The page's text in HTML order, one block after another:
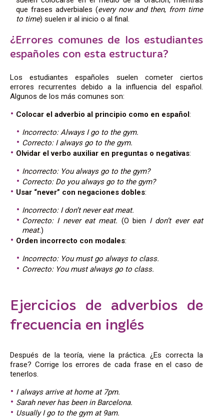
que frases adverbiales (every now and then, from time
to time) suelen ir al inicio o al final.
¿Errores comunes de los estudiantes
españoles con esta estructura?
Los estudiantes españoles suelen cometer ciertos
errores recurrentes debido a la influencia del español.
Algunos de los más comunes son:
Colocar el adverbio al principio como en español:
Incorrecto: Always I go to the gym.
Correcto: I always go to the gym.
Olvidar el verbo auxiliar en preguntas o negativas:
Incorrecto: You always go to the gym?
Correcto: Do you always go to the gym?
Usar “never” con negaciones dobles:
Incorrecto: I don’t never eat meat.
Correcto: I never eat meat. (O bien I don’t ever eat
meat.)
Orden incorrecto con modales:
Incorrecto: You must go always to class.
Correcto: You must always go to class.
Ejercicios de adverbios de
frecuencia en inglés
Después de la teoría, viene la práctica.¿Es correcta la
frase? Corrige los errores de cada frase en el caso de
tenerlos.
I always arrive at home at 7pm.
Sarah never has been in Barcelona.
Usually I go to the gym at 9am.